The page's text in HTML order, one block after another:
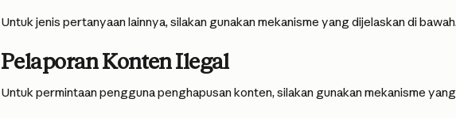
Untuk jenis pertanyaan lainnya, silakan gunakan mekanisme yang dijelaskan di
Pelaporan Konten Ilegal
Untuk permintaan pengguna penghapusan konten, silakan gunakan mekanisme